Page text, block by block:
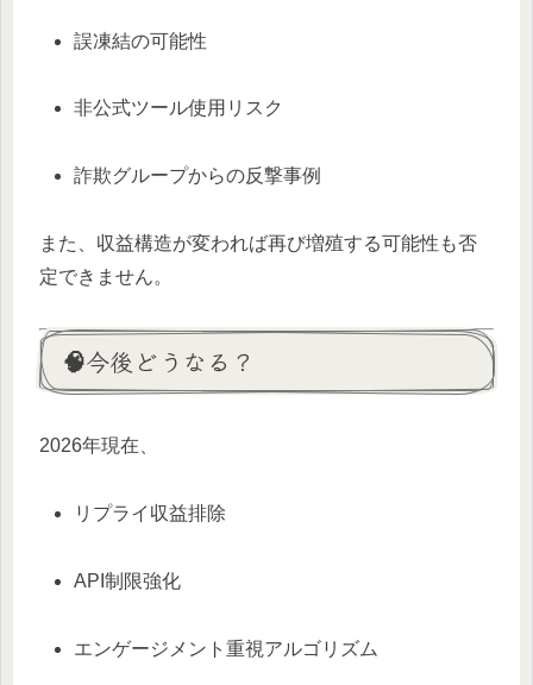
誤凍結の可能性
非公式ツール使用リスク
詐欺グループからの反撃事例
また、収益構造が変われば再び増殖する可能性も否
定できません。
🧠今後どうなる？
2026年現在、
リプライ収益排除
API制限強化
エンゲージメント重視アルゴリズム